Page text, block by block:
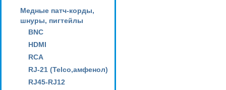
Медные патч-корды,
шнуры, пигтейлы
BNC
HDMI
RCA
RJ-21 (Telco,амфенол)
RJ45-RJ12